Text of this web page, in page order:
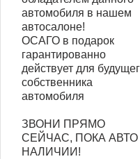
автомобиля в нашем
автосалоне!
ОСАГО в подарок
гарантированно
действует для
собственника
автомобиля
ЗВОНИ ПРЯМО
СЕЙЧАС, ПОКА АВТО
НАЛИЧИИ!